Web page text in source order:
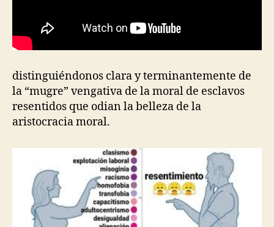
distinguiéndonos clara y terminantemente de
la “mugre” vengativa de la moral de esclavos
resentidos que odian la belleza de la
aristocracia moral.